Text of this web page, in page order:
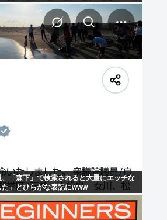
、「森下」で検索されると大量にエッチな
」とひらがな表記にwww